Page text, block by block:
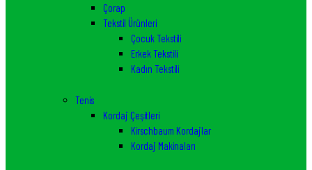
Çorap
Tekstil Ürünleri
Çocuk Tekstili
Erkek Tekstili
Kadın Tekstili
Tenis
Kordaj Çeşitleri
Kirschbaum Kordajlar
Kordaj Makinaları